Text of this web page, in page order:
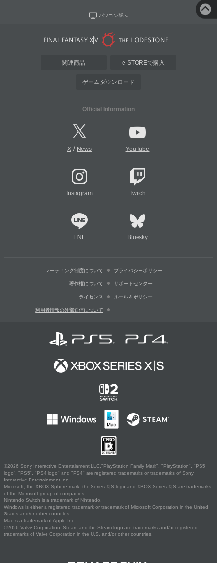
パソコン版へ
関連商品 e-STOREで購入
ゲームダウンロード
Official Information
X/ News YouTube
Instagram Twitch
LINE Bluesky
レーティング制度について プライバシーポリシー
著作権について サポートセンター
ライセンス ルール＆ポリシー
利用者情報の外部送信について
©2026 Sony Interactive Entertainment LLC."PlayStation Family Mark", "PlayStation", "PS5
logo", "PS5", "PS4 logo" and "PS4" are registered trademarks or trademarks of Sony
Interactive Entertainment Inc.
Microsoft, the XBOX Sphere mark, the Series X|S logo and XBOX Series X|S are trademarks
of the Microsoft group of companies.
Nintendo Switch is a trademark of Nintendo.
Windows is either a registered trademark or trademark of Microsoft Corporation in the United
States and/or other countries.
Mac is a trademark of Apple Inc.
©2026 Valve Corporation. Steam and the Steam logo are trademarks and/or registered
trademarks of Valve Corporation in the U.S. and/or other countries.